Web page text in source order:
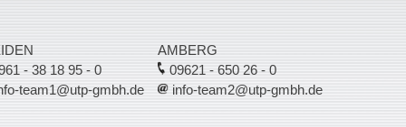
AMBERG
09621 - 650 26 - 0
info-team2@utp-gmbh.de
- 38 18 95 - 0
team1@utp-gmbh.de